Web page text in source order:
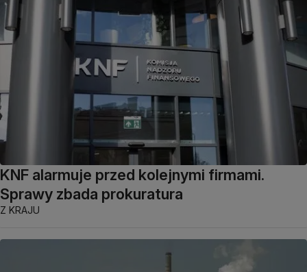
KNF alarmuje przed kolejnymi firmami.
Sprawy zbada prokuratura
Z KRAJU